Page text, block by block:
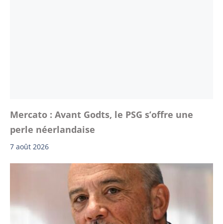
Mercato : Avant Godts, le PSG s’offre une
perle néerlandaise
7 août 2026